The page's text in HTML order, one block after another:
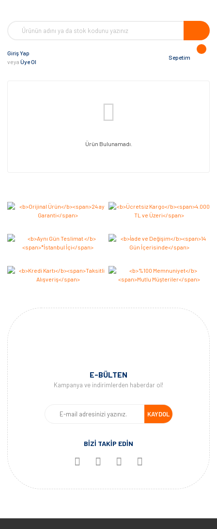
Giriş Yap
veya Üye Ol
Sepetim
Ürün Bulunamadı.
E-BÜLTEN
Kampanya ve indirimlerden haberdar ol!
KAYDOL
BİZİ TAKİP EDİN